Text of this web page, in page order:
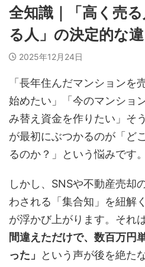
全知識｜「高く売
る人」の決定的な
2025年12月24日
「長年住んだマンションを
始めたい」「今のマンショ
み替え資金を作りたい」そ
が最初にぶつかるのが「ど
るのか？」という悩みです。
しかし、SNSや不動産売却
わされる「集合知」を紐解
が浮かび上がります。それは
間違えただけで、数百万円
った」
という声が後を絶た